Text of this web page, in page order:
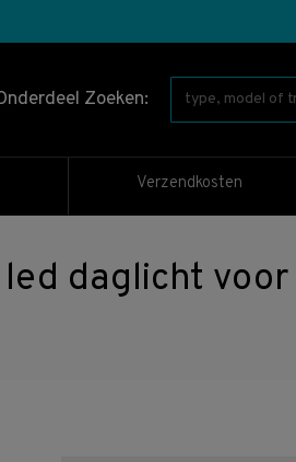
Zoeken:
Verzendkosten
led daglicht voor